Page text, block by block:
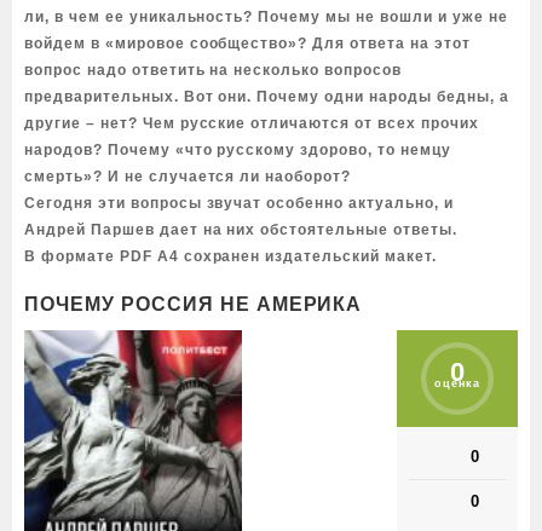
ли, в чем ее уникальность? Почему мы не вошли и уже не
войдем в «мировое сообщество»? Для ответа на этот
вопрос надо ответить на несколько вопросов
предварительных. Вот они. Почему одни народы бедны, а
другие – нет? Чем русские отличаются от всех прочих
народов? Почему «что русскому здорово, то немцу
смерть»? И не случается ли наоборот?
Сегодня эти вопросы звучат особенно актуально, и
Андрей Паршев дает на них обстоятельные ответы.
В формате PDF A4 сохранен издательский макет.
ПОЧЕМУ РОССИЯ НЕ АМЕРИКА
0
оценка
0
0